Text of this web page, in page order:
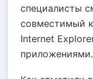
специалисты
совместимый
Internet
приложениями.